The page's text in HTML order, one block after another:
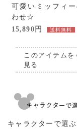
可愛いミッフィ
わせ☆
15,890円 送料無料
このアイテムを
見る
キャラクターで選